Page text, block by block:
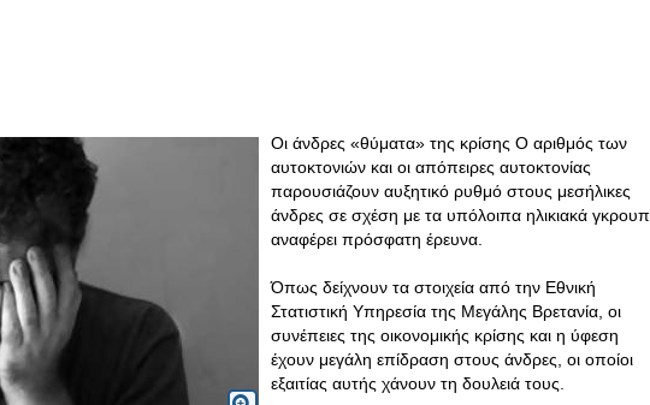
Οι άνδρες «θύματα» της κρίσης Ο αριθμός των
αυτοκτονιών και οι απόπειρες αυτοκτονίας
παρουσιάζουν αυξητικό ρυθμό στους μεσήλικες
άνδρες σε σχέση με τα υπόλοιπα ηλικιακά γκρουπ,
αναφέρει πρόσφατη έρευνα.
Όπως δείχνουν τα στοιχεία από την Εθνική
Στατιστική Υπηρεσία της Μεγάλης Βρετανία, οι
συνέπειες της οικονομικής κρίσης και η ύφεση
έχουν μεγάλη επίδραση στους άνδρες, οι οποίοι
εξαιτίας αυτής χάνουν τη δουλειά τους.